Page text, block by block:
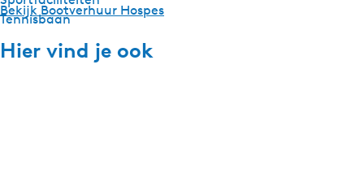
Tennisbaan
Bekijk Bootverhuur Hospes
Hier vind je ook